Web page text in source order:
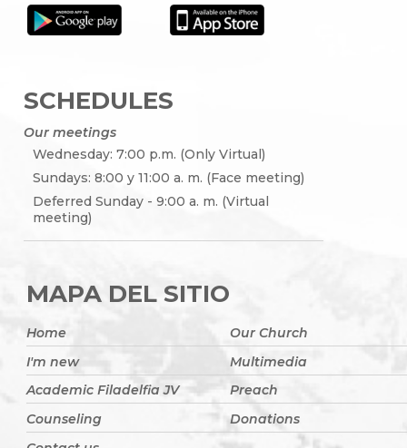
SCHEDULES
Our meetings
Wednesday: 7:00 p.m. (Only Virtual)
Sundays: 8:00 y 11:00 a. m. (Face meeting)
Deferred Sunday - 9:00 a. m. (Virtual
meeting)
MAPA DEL SITIO
Home
Our Church
I'm new
Multimedia
Academic Filadelfia JV
Preach
Counseling
Donations